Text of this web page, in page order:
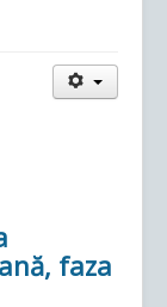
faza